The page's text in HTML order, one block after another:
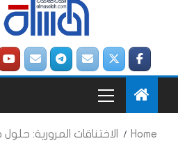
Home الاختناقات المرورية: